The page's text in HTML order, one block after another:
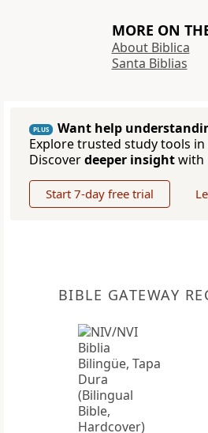
MORE ON
About Biblica
Santa Biblias
PLUS
Want help
Explore trusted study tools
Discoverdeeper insightwith
Start 7-day free trial
BIBLE GATEWAY